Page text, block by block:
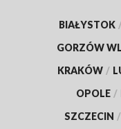
BIAŁYSTOK
GORZÓW
KRAKÓW /
OPOLE /
SZCZECIN /